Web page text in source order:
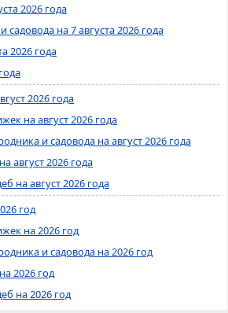
2026 года
на 7 августа 2026 года
2026 года
2026 года
на август 2026 года
и садовода на август 2026 года
август 2026 года
на август 2026 года
год
на 2026 год
и садовода на 2026 год
2026 год
на 2026 год